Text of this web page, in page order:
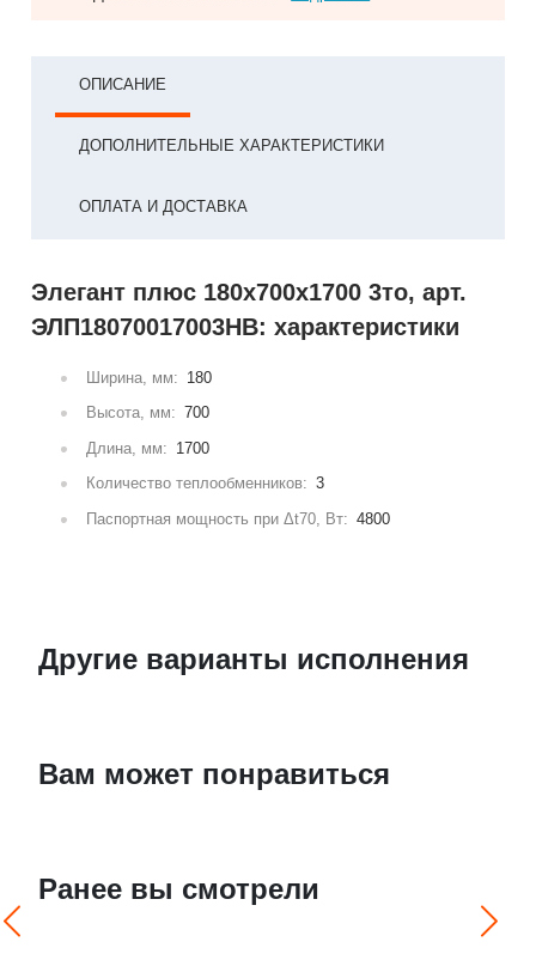
ОПИСАНИЕ
ДОПОЛНИТЕЛЬНЫЕ ХАРАКТЕРИСТИКИ
ОПЛАТА И ДОСТАВКА
Элегант плюс 180x700x1700 3то, арт.
ЭЛП18070017003НВ: характеристики
Ширина, мм: 180
Высота, мм: 700
Длина, мм: 1700
Количество теплообменников: 3
Паспортная мощность при Δt70, Вт: 4800
Другие варианты исполнения
Вам может понравиться
Ранее вы смотрели